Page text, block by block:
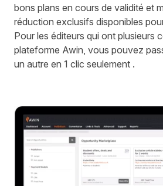
bons plans en cours de validité et
réduction exclusifs disponibles
Pour les éditeurs qui ont plusieurs
plateforme Awin, vous pouvez
un autre en 1 clic seulement .